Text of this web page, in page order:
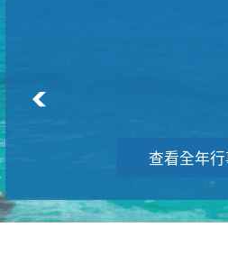
查看全年